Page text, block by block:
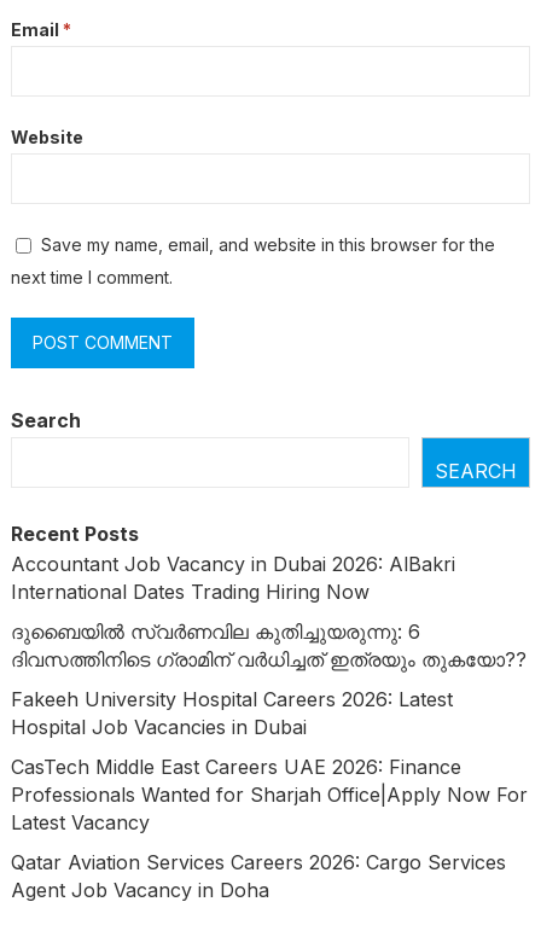
Email *
Website
Save my name, email, and website in this browser for the
next time I comment.
Search
SEARCH
Recent Posts
Accountant Job Vacancy in Dubai 2026: AlBakri
International Dates Trading Hiring Now
ദുബൈയിൽ സ്വർണവില കുതിച്ചുയരുന്നു: 6
ദിവസത്തിനിടെ ഗ്രാമിന് വർധിച്ചത് ഇത്രയും തുകയോ??
Fakeeh University Hospital Careers 2026: Latest
Hospital Job Vacancies in Dubai
CasTech Middle East Careers UAE 2026: Finance
Professionals Wanted for Sharjah Office|Apply Now For
Latest Vacancy
Qatar Aviation Services Careers 2026: Cargo Services
Agent Job Vacancy in Doha